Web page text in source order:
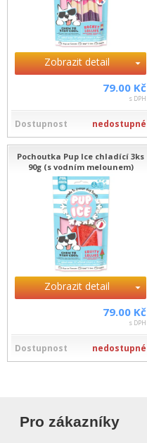
Zobrazit detail
79.00 Kč
s DPH
Dostupnost nedostupné
Pochoutka Pup Ice chladící 3ks
90g (s vodním melounem)
Zobrazit detail
79.00 Kč
s DPH
Dostupnost nedostupné
Pro zákazníky